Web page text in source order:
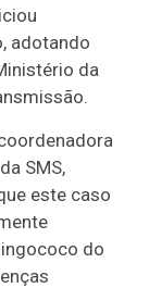
adotando
da
SMS,
este caso
do